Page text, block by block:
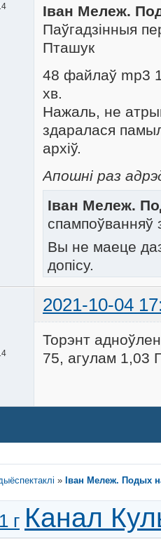
Іван Мележ.
Паўгадзінныя
Пташук
48 файлаў mp3
хв.
Нажаль, не
здаралася
архіў.
Апошні раз
Іван Мележ.
Вы не маеце
допісу.
2021-10-04
Торэнт
75, агулам 1,03
» Іван Мележ. Подых
г Канал